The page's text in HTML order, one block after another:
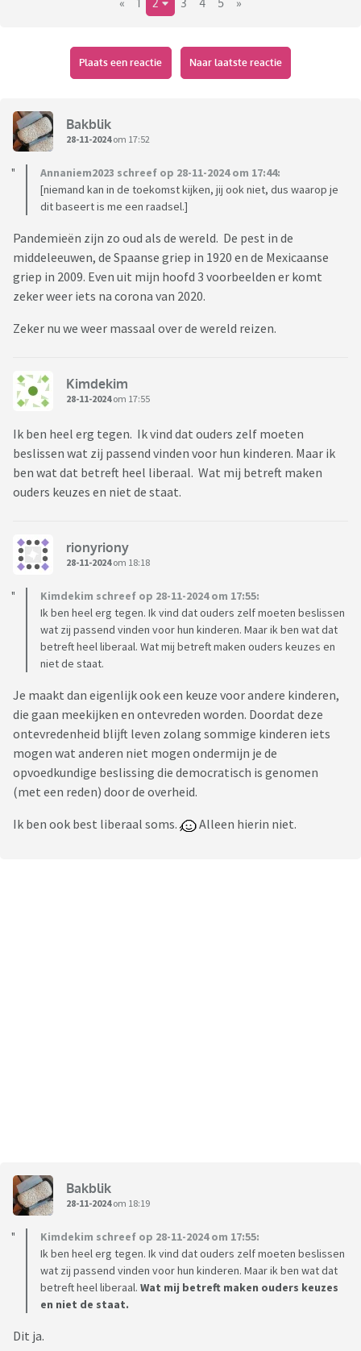
« 1 2 3 4 5 »
Plaats een reactie Naar laatste reactie
Bakblik
28-11-2024om 17:52
Annaniem2023 schreef op 28-11-2024 om 17:44:
[niemand kan in de toekomst kijken, jij ook niet, dus waarop je
dit baseert is me een raadsel.]
Pandemieën zijn zo oud als de wereld. De pest in de
middeleeuwen, de Spaanse griep in 1920 en de Mexicaanse
griep in 2009. Even uit mijn hoofd 3 voorbeelden er komt
zeker weer iets na corona van 2020.
Zeker nu we weer massaal over de wereld reizen.
Kimdekim
28-11-2024om 17:55
Ik ben heel erg tegen. Ik vind dat ouders zelf moeten
beslissen wat zij passend vinden voor hun kinderen. Maar ik
ben wat dat betreft heel liberaal. Wat mij betreft maken
ouders keuzes en niet de staat.
rionyriony
28-11-2024om 18:18
Kimdekim schreef op 28-11-2024 om 17:55:
Ik ben heel erg tegen. Ik vind dat ouders zelf moeten beslissen
wat zij passend vinden voor hun kinderen. Maar ik ben wat dat
betreft heel liberaal. Wat mij betreft maken ouders keuzes en
niet de staat.
Je maakt dan eigenlijk ook een keuze voor andere kinderen,
die gaan meekijken en ontevreden worden. Doordat deze
ontevredenheid blijft leven zolang sommige kinderen iets
mogen wat anderen niet mogen ondermijn je de
opvoedkundige beslissing die democratisch is genomen
(met een reden) door de overheid.
Ik ben ook best liberaal soms.
Alleen hierin niet.
Bakblik
28-11-2024om 18:19
Kimdekim schreef op 28-11-2024 om 17:55:
Ik ben heel erg tegen. Ik vind dat ouders zelf moeten beslissen
wat zij passend vinden voor hun kinderen. Maar ik ben wat dat
betreft heel liberaal. Wat mij betreft maken ouders keuzes
en niet de staat.
Dit ja.